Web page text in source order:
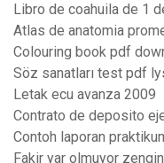
Libro de coahuila de 1
Atlas de anatomia
Colouring book pdf
Söz sanatları test pdf
Letak ecu avanza 2009
Contrato de deposito
Contoh laporan
Fakir yar olmuyor